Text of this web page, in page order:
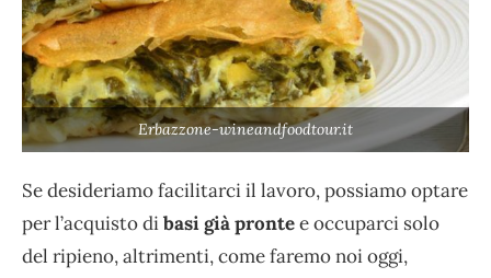
Erbazzone-wineandfoodtour.it
Se desideriamo facilitarci il lavoro, possiamo optare
per l’acquisto dibasi già prontee occuparci solo
del ripieno, altrimenti, come faremo noi oggi,